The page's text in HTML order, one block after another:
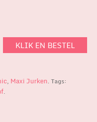
KLIK EN BESTEL
, Maxi Jurken. Tags:
.